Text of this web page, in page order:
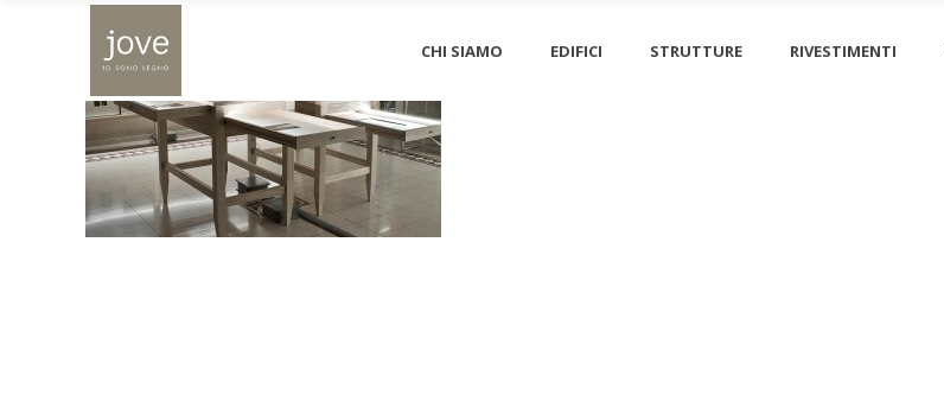
CHI SIAMO EDIFICI STRUTTURE RIVESTIMENTI